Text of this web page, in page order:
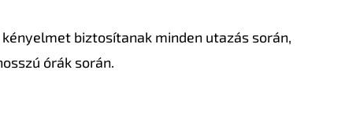
biztosítanak minden utazás során,
órák során.